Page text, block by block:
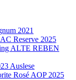
2021
Reserve 2025
ALTE REBEN
Auslese
Rosé AOP 2025